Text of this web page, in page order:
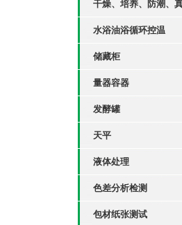
干燥、培养、防潮、
水浴油浴循环控温
储藏柜
量器容器
发酵罐
天平
液体处理
色差分析检测
包材纸张测试